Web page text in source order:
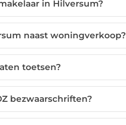
in Hilversum?
naast woningverkoop?
toetsen?
bezwaarschriften?